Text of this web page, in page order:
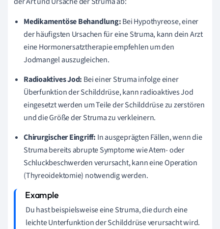
Medikamentöse Behandlung:Bei Hypothyreose, einer
der häufigsten Ursachen für eine Struma, kann dein Arzt
eine Hormonersatztherapie empfehlen um den
Jodmangel auszugleichen.
Radioaktives Jod: Bei einer Struma infolge einer
Überfunktion der Schilddrüse, kann radioaktives Jod
eingesetzt werden um Teile der Schilddrüse zu zerstören
und die Größe der Struma zu verkleinern.
Chirurgischer Eingriff: In ausgeprägten Fällen, wenn die
Struma bereits abrupte Symptome wie Atem- oder
Schluckbeschwerden verursacht, kann eine Operation
(Thyreoidektomie) notwendig werden.
Du hast beispielsweise eine Struma, die durch eine
leichte Unterfunktion der Schilddrüse verursacht wird.